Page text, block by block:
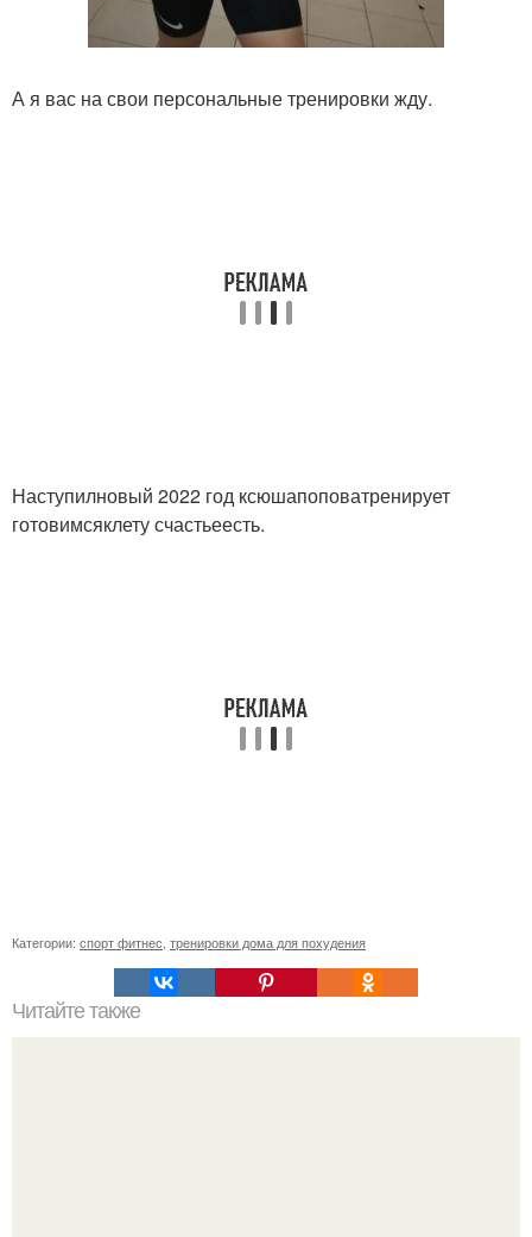
А я вас на свои персональные тренировки жду.
Наступилновый 2022 год ксюшапоповатренирует
готовимсяклету счастьеесть.
Категории: спорт фитнес тренировки дома для похудения
Читайте также